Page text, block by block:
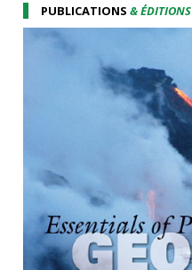
PUBLICATIONS& ÉDITIONS